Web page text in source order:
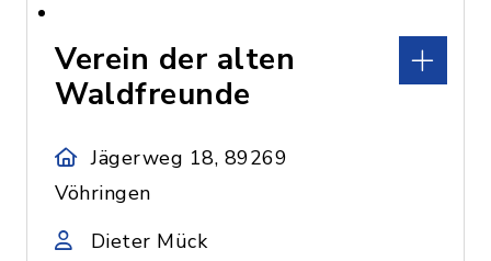
Verein der alten
Waldfreunde
Jägerweg 18, 89269
Vöhringen
Dieter Mück